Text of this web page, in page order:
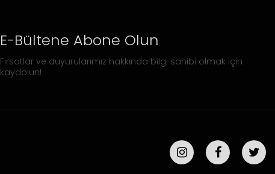
E-Bültene Abone Olun
Fırsatlar ve duyurularımız hakkında bilgi sahibi olmak için
kaydolun!